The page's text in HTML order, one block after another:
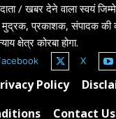
/ खबर देने वाला स्वयं
प्रकाशक, संपादक की
क्षेत्र कोरबा होगा.
X
Policy
Contact Us